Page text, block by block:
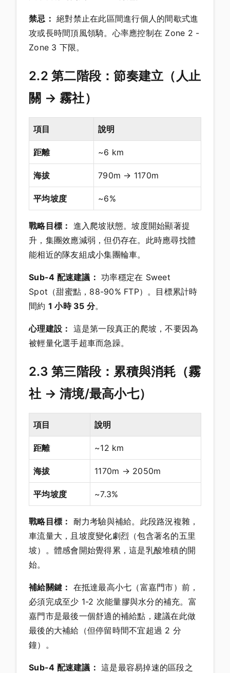
禁忌： 絕對禁止在此區間進行個人的間歇式進
攻或長時間頂風領騎。心率應控制在 Zone 2 -
Zone 3 下限。
2.2 第二階段：節奏建立（人止
關 → 霧社）
項目 說明
距離 ~6 km
海拔 790m → 1170m
平均坡度 ~6%
戰略目標： 進入爬坡狀態。坡度開始顯著提
升，集團效應減弱，但仍存在。此時應尋找體
能相近的隊友組成小集團輪車。
Sub-4 配速建議： 功率穩定在 Sweet
Spot（甜蜜點，88-90% FTP）。目標累計時
間約 1 小時 35 分。
心理建設： 這是第一段真正的爬坡，不要因為
被輕量化選手超車而急躁。
2.3 第三階段：累積與消耗（霧
社 → 清境/最高小七）
項目 說明
距離 ~12 km
海拔 1170m → 2050m
平均坡度 ~7.3%
戰略目標： 耐力考驗與補給。此段路況複雜，
車流量大，且坡度變化劇烈（包含著名的五里
坡）。體感會開始覺得累，這是乳酸堆積的開
始。
補給關鍵： 在抵達最高小七（富嘉門市）前，
必須完成至少 1-2 次能量膠與水分的補充。富
嘉門市是最後一個舒適的補給點，建議在此做
最後的大補給（但停留時間不宜超過 2 分
鐘）。
Sub-4 配速建議： 這是最容易掉速的區段之